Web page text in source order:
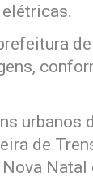
urbanos
de